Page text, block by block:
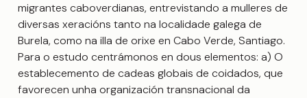
migrantes caboverdianas, entrevistando a mulleres de
diversas xeracións tanto na localidade galega de
Burela, como na illa de orixe en Cabo Verde, Santiago.
Para o estudo centrámonos en dous elementos: a) O
establecemento de cadeas globais de coidados, que
favorecen unha organización transnacional da